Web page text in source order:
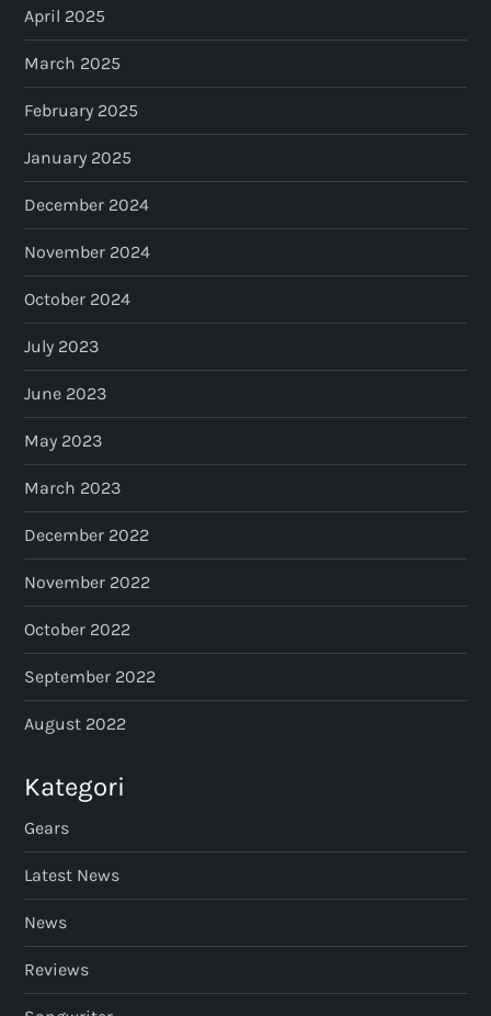
April 2025
March 2025
February 2025
January 2025
December 2024
November 2024
October 2024
July 2023
June 2023
May 2023
March 2023
December 2022
November 2022
October 2022
September 2022
August 2022
Kategori
Gears
Latest News
News
Reviews